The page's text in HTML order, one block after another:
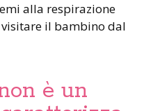
alla respirazione
il bambino dal
è un